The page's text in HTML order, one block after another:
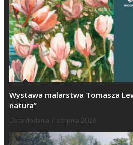
Wystawa malarstwa Tomasza
natura”
Data dodania 7 sierpnia 2026